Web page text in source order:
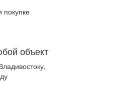
покупке
объект